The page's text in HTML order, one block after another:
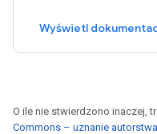
Wyświetl
O ile nie stwierdzono inaczej,
Commons – uznanie